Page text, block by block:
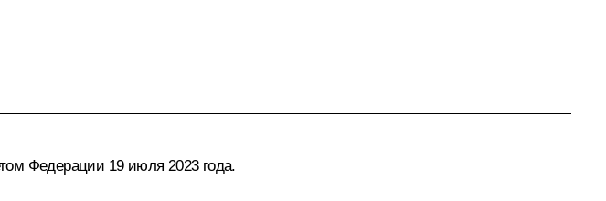
Федерации 19 июля 2023 года.